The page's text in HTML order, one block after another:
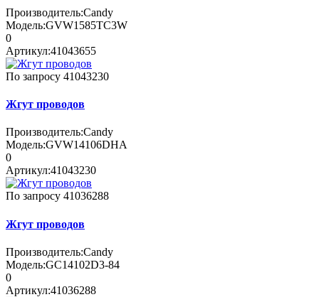
Производитель:Candy
Модель:GVW1585TC3W
0
Артикул:41043655
По запросу 41043230
Жгут проводов
Производитель:Candy
Модель:GVW14106DHA
0
Артикул:41043230
По запросу 41036288
Жгут проводов
Производитель:Candy
Модель:GC14102D3-84
0
Артикул:41036288